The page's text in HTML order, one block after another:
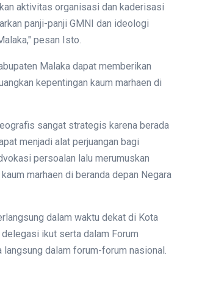
aktivitas organisasi dan kaderisasi
panji-panji GMNI dan ideologi
pesan Isto.
Malaka dapat memberikan
kepentingan kaum marhaen di
sangat strategis karena berada
menjadi alat perjuangan bagi
persoalan lalu merumuskan
marhaen di beranda depan Negara
dalam waktu dekat di Kota
ikut serta dalam Forum
dalam forum-forum nasional.